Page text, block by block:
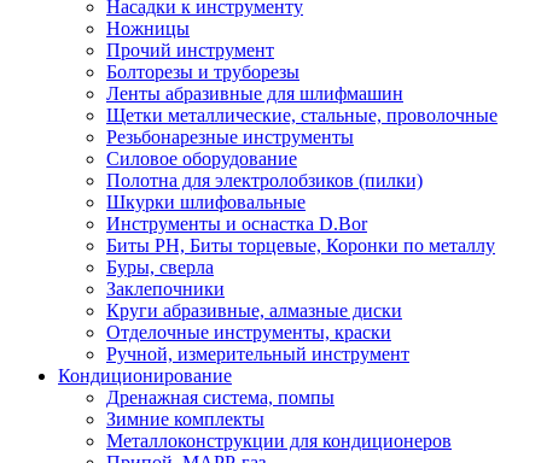
Насадки к инструменту
Ножницы
Прочий инструмент
Болторезы и труборезы
Ленты абразивные для шлифмашин
Щетки металлические, стальные, проволочные
Резьбонарезные инструменты
Силовое оборудование
Полотна для электролобзиков (пилки)
Шкурки шлифовальные
Инструменты и оснастка D.Bor
Биты PH, Биты торцевые, Коронки по металлу
Буры, сверла
Заклепочники
Круги абразивные, алмазные диски
Отделочные инструменты, краски
Ручной, измерительный инструмент
Кондиционирование
Дренажная система, помпы
Зимние комплекты
Металлоконструкции для кондиционеров